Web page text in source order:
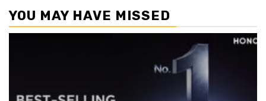
YOU MAY HAVE MISSED